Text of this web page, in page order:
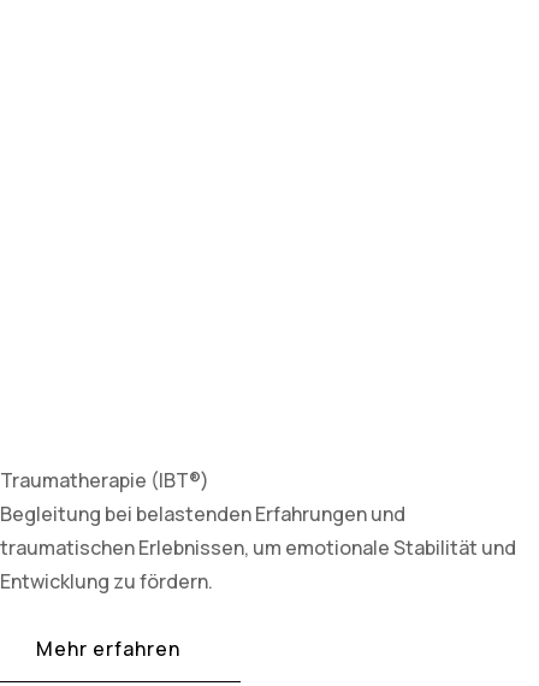
Traumatherapie (IBT®)
Begleitung bei belastenden Erfahrungen und
traumatischen Erlebnissen, um emotionale Stabilität und
Entwicklung zu fördern.
Mehr erfahren